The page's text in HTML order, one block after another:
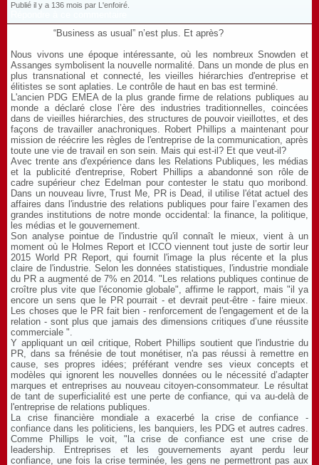
Publié il y a 136 mois par L'enfoiré.
“Business as usual” n’est plus. Et après?
Nous vivons une époque intéressante, où les nombreux Snowden et
Assanges symbolisent la nouvelle normalité. Dans un monde de plus en
plus transnational et connecté, les vieilles hiérarchies d'entreprise et
élitistes se sont aplaties. Le contrôle de haut en bas est terminé.
L'ancien PDG EMEA de la plus grande firme de relations publiques au
monde a déclaré close l’ère des industries traditionnelles, coincées
dans de vieilles hiérarchies, des structures de pouvoir vieillottes, et des
façons de travailler anachroniques. Robert Phillips a maintenant pour
mission de réécrire les règles de l'entreprise de la communication, après
toute une vie de travail en son sein. Mais qui est-il? Et que veut-il?
Avec trente ans d'expérience dans les Relations Publiques, les médias
et la publicité d'entreprise, Robert Phillips a abandonné son rôle de
cadre supérieur chez Edelman pour contester le statu quo moribond.
Dans un nouveau livre, Trust Me, PR is Dead, il utilise l'état actuel des
affaires dans l'industrie des relations publiques pour faire l’examen des
grandes institutions de notre monde occidental: la finance, la politique,
les médias et le gouvernement.
Son analyse pointue de l'industrie qu'il connaît le mieux, vient à un
moment où le Holmes Report et ICCO viennent tout juste de sortir leur
2015 World PR Report, qui fournit l'image la plus récente et la plus
claire de l'industrie. Selon les données statistiques, l'industrie mondiale
du PR a augmenté de 7% en 2014. "Les relations publiques continue de
croître plus vite que l'économie globale", affirme le rapport, mais "il ya
encore un sens que le PR pourrait - et devrait peut-être - faire mieux.
Les choses que le PR fait bien - renforcement de l'engagement et de la
relation - sont plus que jamais des dimensions critiques d’une réussite
commerciale ".
Y appliquant un œil critique, Robert Phillips soutient que l'industrie du
PR, dans sa frénésie de tout monétiser, n'a pas réussi à remettre en
cause, ses propres idées; préférant vendre ses vieux concepts et
modèles qui ignorent les nouvelles données ou le nécessité d’adapter
marques et entreprises au nouveau citoyen-consommateur. Le résultat
de tant de superficialité est une perte de confiance, qui va au-delà de
l'entreprise de relations publiques.
La crise financière mondiale a exacerbé la crise de confiance -
confiance dans les politiciens, les banquiers, les PDG et autres cadres.
Comme Phillips le voit, "la crise de confiance est une crise de
leadership. Entreprises et les gouvernements ayant perdu leur
confiance, une fois la crise terminée, les gens ne permettront pas aux